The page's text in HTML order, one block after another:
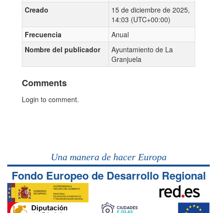
Creado
15 de diciembre de 2025,
14:03 (UTC+00:00)
Frecuencia
Anual
Nombre del publicador
Ayuntamiento de La
Granjuela
Comments
Login to comment.
Una manera de hacer Europa
Fondo Europeo de Desarrollo Regional